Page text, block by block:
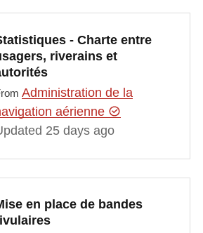
- Charte entre
riverains et
Administration de la
aérienne
25 days ago
en place de bandes